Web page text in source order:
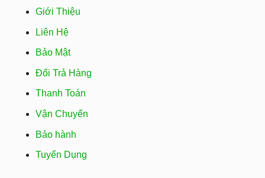
Giới Thiệu
Liên Hệ
Bảo Mật
Đổi Trả Hàng
Thanh Toán
Vận Chuyển
Bảo hành
Tuyển Dụng